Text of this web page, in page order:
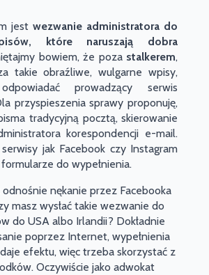
jestwezwanie administratora do
które naruszają dobra
bowiem, że poza stalkerem,
takie obraźliwe, wulgarne wpisy,
prowadzący serwis
przyspieszenia sprawy proponuję,
tradycyjną pocztą, skierowanie
korespondencji e-mail.
jak Facebook czy Instagram
do wypełnienia.
nękanie przez Facebooka
masz wysłać takie wezwanie do
do USA albo Irlandii? Dokładnie
poprzez Internet, wypełnienia
efektu, więc trzeba skorzystać z
Oczywiście jako adwokat